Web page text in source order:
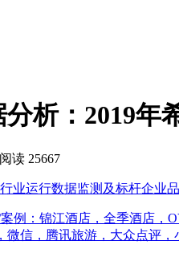
析：2019年
阅读 25667
业运行数据监测及标杆企业
例：锦江酒店，全季酒店，
微信，腾讯旅游，大众点评